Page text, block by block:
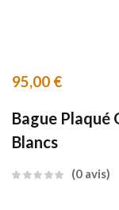
95,00 €
Bague Plaqué
Blancs
0 avis